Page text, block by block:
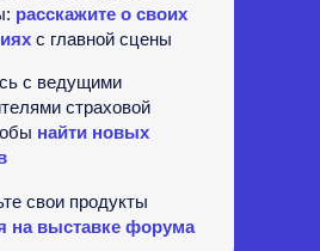
расскажите о своих
с главной сцены
с ведущими
страховой
найти новых
свои продукты
на выставке форума